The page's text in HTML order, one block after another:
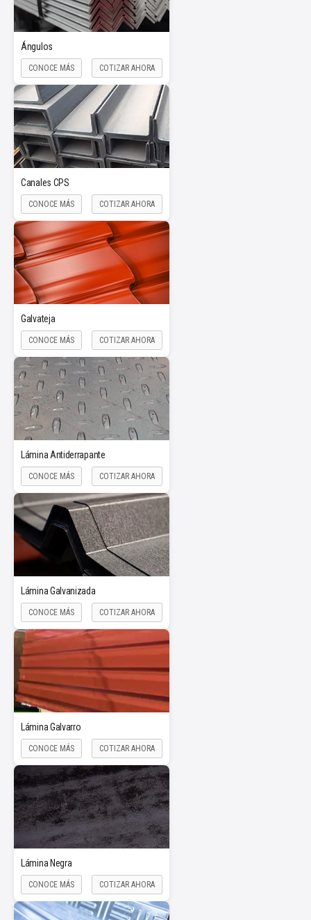
Ángulos
CONOCE MÁS COTIZAR AHORA
Canales CPS
CONOCE MÁS COTIZAR AHORA
Galvateja
CONOCE MÁS COTIZAR AHORA
Lámina Antiderrapante
CONOCE MÁS COTIZAR AHORA
Lámina Galvanizada
CONOCE MÁS COTIZAR AHORA
Lámina Galvarro
CONOCE MÁS COTIZAR AHORA
Lámina Negra
CONOCE MÁS COTIZAR AHORA